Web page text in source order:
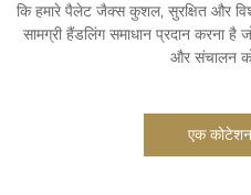
कि हमारे पैलेट जैक्स कुशल, सुरक्षित और
सामग्री हैंडलिंग समाधान प्रदान करना है
और संचालन
एक कोटेशन